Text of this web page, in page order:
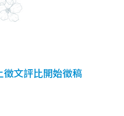
徵文評比開始徵稿